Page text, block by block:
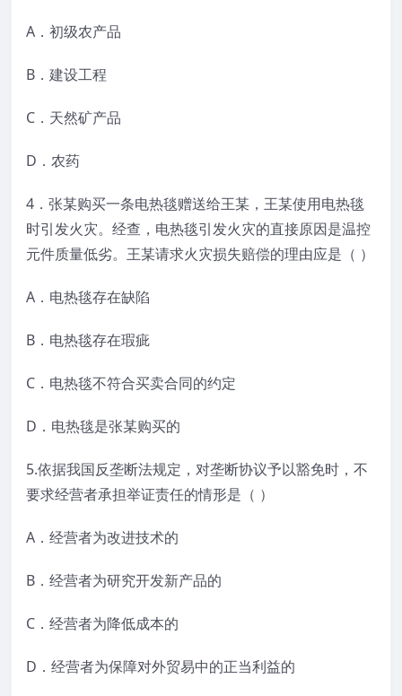
A．初级农产品
B．建设工程
C．天然矿产品
D．农药
4．张某购买一条电热毯赠送给王某，王某使用电热毯
时引发火灾。经查，电热毯引发火灾的直接原因是温控
元件质量低劣。王某请求火灾损失赔偿的理由应是（ ）
A．电热毯存在缺陷
B．电热毯存在瑕疵
C．电热毯不符合买卖合同的约定
D．电热毯是张某购买的
5.依据我国反垄断法规定，对垄断协议予以豁免时，不
要求经营者承担举证责任的情形是（ ）
A．经营者为改进技术的
B．经营者为研究开发新产品的
C．经营者为降低成本的
D．经营者为保障对外贸易中的正当利益的